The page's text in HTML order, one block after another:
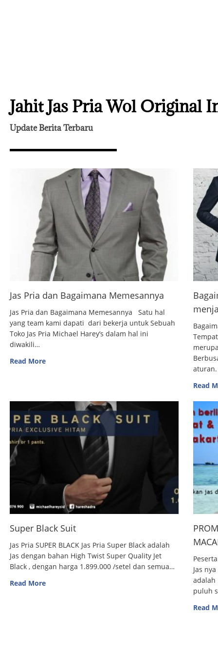
Jahit Jas Pria Wol Original
Update Berita Terbaru
Jas Pria dan Bagaimana Memesannya
Jas Pria dan Bagaimana Memesannya Satu hal
yang team kami dapati dari bekerja untuk Sebuah
Toko Jas Pria Michael Harey’s dalam hal ini
diwakili…
Read More
Read
Super Black Suit
Jas Pria SUPER BLACK Jas Pria Super Black adalah
Jas dengan bahan High Twist Super Quality Jet
Black , dengan harga 1.899.000 /setel dan semua…
Read More
Jas
adalah
puluh
Read